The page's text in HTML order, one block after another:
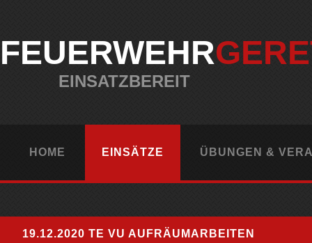
FEUERWEHR
EINSATZBEREIT
HOME EINSÄTZE ÜBUNGEN &
19.12.2020 TE VU AUFRÄUMARBEITEN